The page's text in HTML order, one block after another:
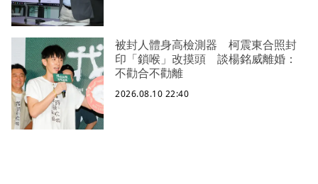
被封人體身高檢測器 柯震東合照封
印「鎖喉」改摸頭 談楊銘威離婚：
不勸合不勸離
2026.08.10 22:40